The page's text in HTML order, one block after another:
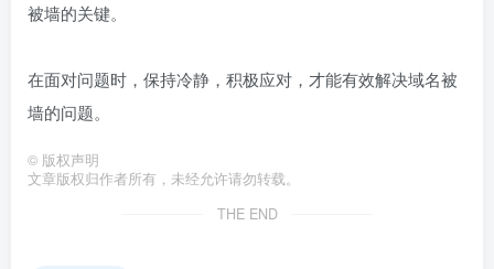
被墙的关键。
在面对问题时，保持冷静，积极应对，才能有效解决域名被
墙的问题。
© 版权声明
文章版权归作者所有，未经允许请勿转载。
THE END